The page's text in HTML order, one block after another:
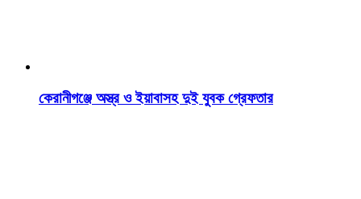
কেরানীগঞ্জে অস্ত্র ও ইয়াবাসহ দুই যুবক গ্রেফতার